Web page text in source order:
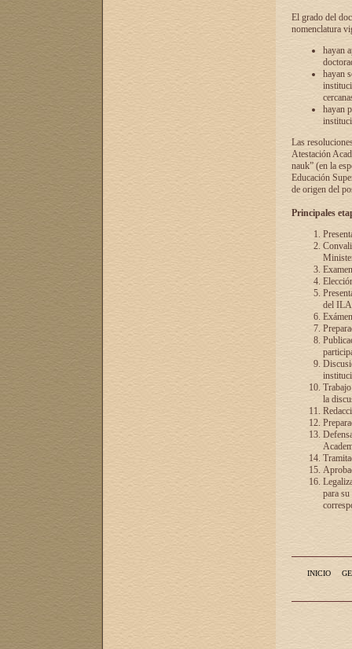
El grado del
nomenclatura
hayan
hayan
hayan
Las
Atestación
nauk” (en la
Educación
de origen del
Principales
del
la
para
INICIO